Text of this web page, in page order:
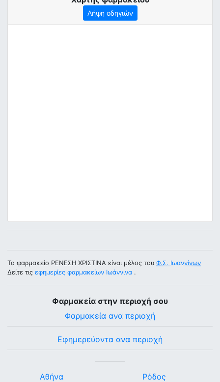
Λήψη οδηγιών
Το φαρμακείο ΡΕΝΕΣΗ ΧΡΙΣΤΙΝΑ είναι μέλος του Φ.Σ. Ιωαννίνων
Δείτε τις εφημερίες φαρμακείων Ιωάννινα .
Φαρμακεία στην περιοχή σου
Φαρμακεία ανα περιοχή
Εφημερεύοντα ανα περιοχή
Αθήνα
Ρόδος